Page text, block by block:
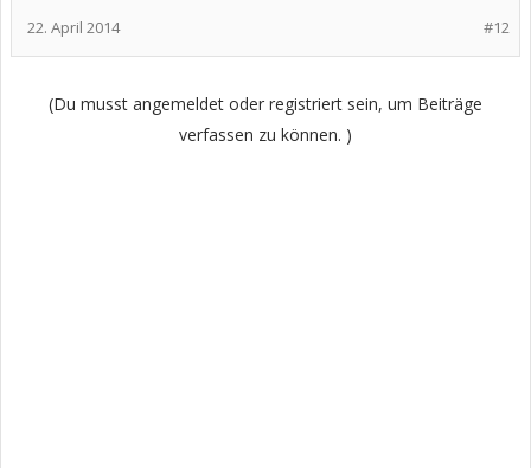
#12
22. April 2014
(Du musst angemeldet oder registriert sein, um Beiträge
verfassen zu können. )